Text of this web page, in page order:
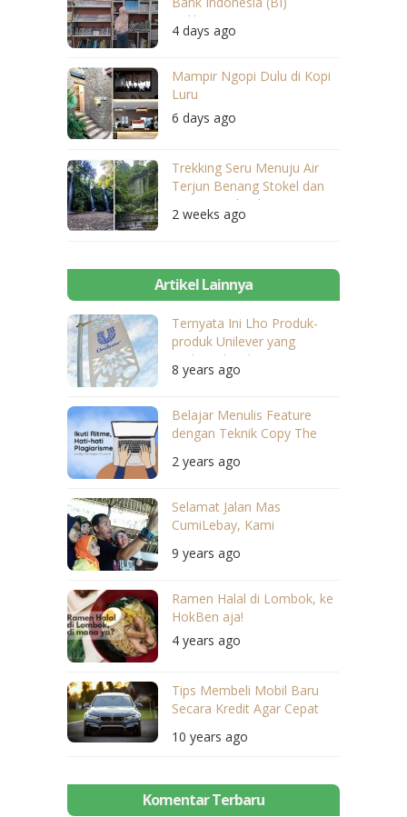
Balikpapan
4 days ago
Mampir Ngopi Dulu di Kopi
Luru
6 days ago
Trekking Seru Menuju Air
Terjun Benang Stokel dan
Benang Kelambu
2 weeks ago
Artikel Lainnya
Ternyata Ini Lho Produk-
produk Unilever yang
Terlaris di Indonesia
8 years ago
Belajar Menulis Feature
dengan Teknik Copy The
2 years ago
Selamat Jalan Mas
CumiLebay, Kami
9 years ago
Ramen Halal di Lombok, ke
HokBen aja!
4 years ago
Tips Membeli Mobil Baru
Secara Kredit Agar Cepat
10 years ago
Komentar Terbaru